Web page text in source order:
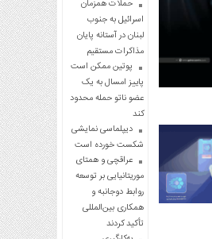
حملات همزمان
اسرائیل به جنوب
لبنان در آستانه پایان
مذاکرات مستقیم
پوتین ممکن است
پاییز امسال به یک
عضو ناتو حمله محدود
کند
دیپلماسی نمایشی
شکست خورده است
عراقچی و همتای
موریتانیایی بر توسعه
روابط دوجانبه و
همکاری بین‌المللی
تأکید کردند